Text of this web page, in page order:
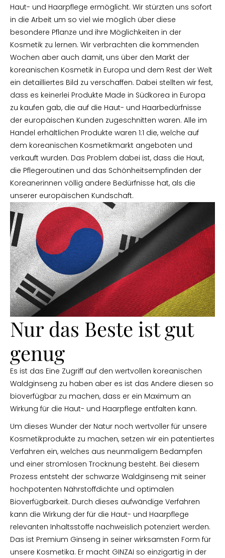
Haut- und Haarpflege ermöglicht. Wir stürzten uns sofort
in die Arbeit um so viel wie möglich über diese
besondere Pflanze und ihre Möglichkeiten in der
Kosmetik zu lernen. Wir verbrachten die kommenden
Wochen aber auch damit, uns über den Markt der
koreanischen Kosmetik in Europa und dem Rest der Welt
ein detailliertes Bild zu verschaffen. Dabei stellten wir fest,
dass es keinerlei Produkte Made in Südkorea in Europa
zu kaufen gab, die auf die Haut- und Haarbedürfnisse
der europäischen Kunden zugeschnitten waren. Alle im
Handel erhältlichen Produkte waren 1:1 die, welche auf
dem koreanischen Kosmetikmarkt angeboten und
verkauft wurden. Das Problem dabei ist, dass die Haut,
die Pflegeroutinen und das Schönheitsempfinden der
Koreanerinnen völlig andere Bedürfnisse hat, als die
unserer europäischen Kundschaft.
Nur das Beste ist gut
genug
Es ist das Eine Zugriff auf den wertvollen koreanischen
Waldginseng zu haben aber es ist das Andere diesen so
bioverfügbar zu machen, dass er ein Maximum an
Wirkung für die Haut- und Haarpflege entfalten kann.
Um dieses Wunder der Natur noch wertvoller für unsere
Kosmetikprodukte zu machen, setzen wir ein patentiertes
Verfahren ein, welches aus neunmaligem Bedampfen
und einer stromlosen Trocknung besteht. Bei diesem
Prozess entsteht der schwarze Waldginseng mit seiner
hochpotenten Nährstoffdichte und optimalen
Bioverfügbarkeit. Durch dieses aufwändige Verfahren
kann die Wirkung der für die Haut- und Haarpflege
relevanten Inhaltsstoffe nachweislich potenziert werden.
Das ist Premium Ginseng in seiner wirksamsten Form für
unsere Kosmetika. Er macht GINZAI so einzigartig in der